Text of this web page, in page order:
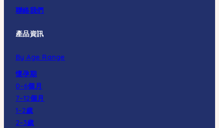
聯絡我們
產品資訊
By Age Range
懷孕期
0–6個月
7–12個月
1–2歲
2–3歲